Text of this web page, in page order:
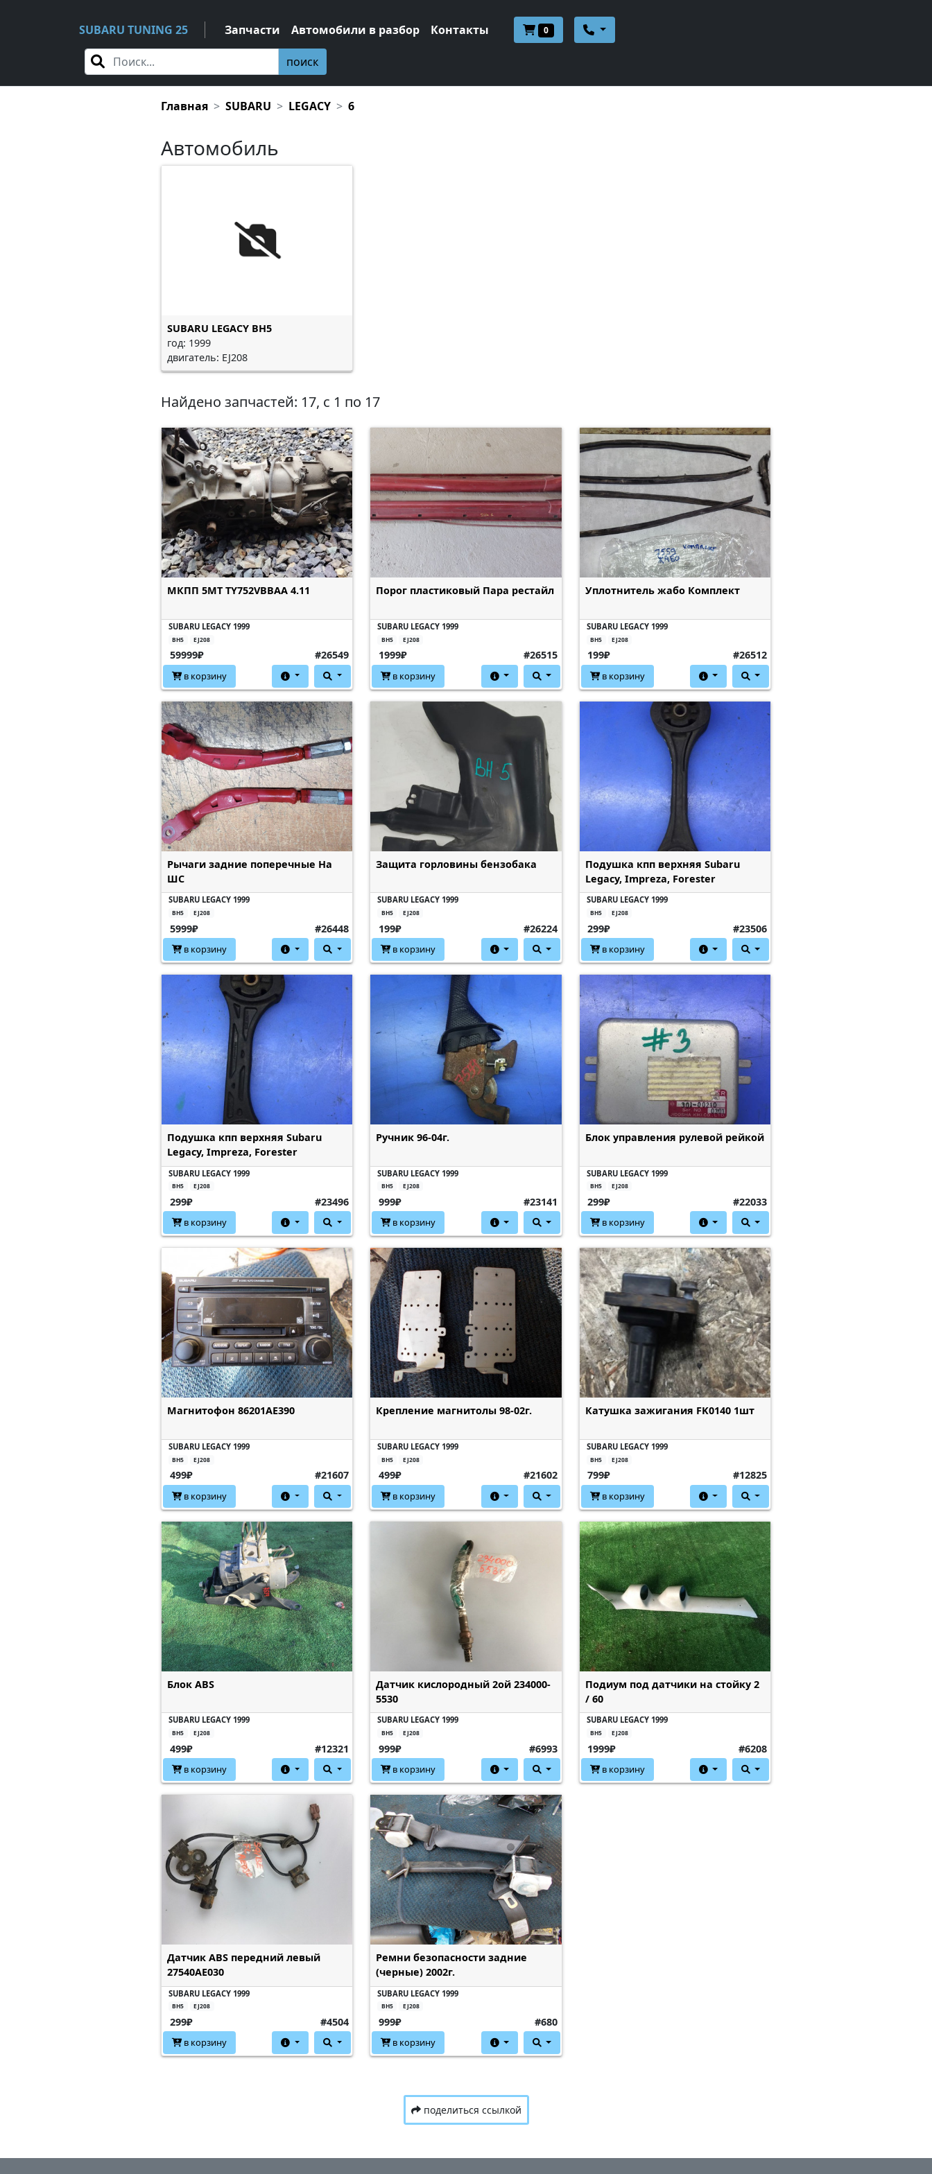
SUBARU TUNING 25 Запчасти Автомобили в разбор Контакты 0
поиск
Главная SUBARU LEGACY 6
Автомобиль
SUBARU LEGACY BH5
год: 1999
двигатель: EJ208
Найдено запчастей: 17, c 1 по 17
МКПП 5МТ TY752VBBAA 4.11
SUBARU LEGACY 1999
BH5 EJ208
59999₽ #26549
в корзину
Порог пластиковый Пара рестайл
SUBARU LEGACY 1999
BH5 EJ208
1999₽ #26515
в корзину
Уплотнитель жабо Комплект
SUBARU LEGACY 1999
BH5 EJ208
199₽ #26512
в корзину
Рычаги задние поперечные На
ШС
SUBARU LEGACY 1999
BH5 EJ208
5999₽ #26448
в корзину
Защита горловины бензобака
SUBARU LEGACY 1999
BH5 EJ208
199₽ #26224
в корзину
Подушка кпп верхняя Subaru
Legacy, Impreza, Forester
SUBARU LEGACY 1999
BH5 EJ208
299₽ #23506
в корзину
Подушка кпп верхняя Subaru
Legacy, Impreza, Forester
SUBARU LEGACY 1999
BH5 EJ208
299₽ #23496
в корзину
Ручник 96-04г.
SUBARU LEGACY 1999
BH5 EJ208
999₽ #23141
в корзину
Блок управления рулевой рейкой
SUBARU LEGACY 1999
BH5 EJ208
299₽ #22033
в корзину
Магнитофон 86201AE390
SUBARU LEGACY 1999
BH5 EJ208
499₽ #21607
в корзину
Крепление магнитолы 98-02г.
SUBARU LEGACY 1999
BH5 EJ208
499₽ #21602
в корзину
Катушка зажигания FK0140 1шт
SUBARU LEGACY 1999
BH5 EJ208
799₽ #12825
в корзину
Блок ABS
SUBARU LEGACY 1999
BH5 EJ208
499₽ #12321
в корзину
Датчик кислородный 2ой 234000-
5530
SUBARU LEGACY 1999
BH5 EJ208
999₽ #6993
в корзину
Подиум под датчики на стойку 2
/ 60
SUBARU LEGACY 1999
BH5 EJ208
1999₽ #6208
в корзину
Датчик ABS передний левый
27540AE030
SUBARU LEGACY 1999
BH5 EJ208
299₽ #4504
в корзину
Ремни безопасности задние
(черные) 2002г.
SUBARU LEGACY 1999
BH5 EJ208
999₽ #680
в корзину
поделиться ссылкой